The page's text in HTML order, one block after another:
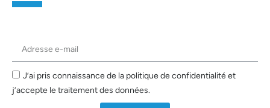
J’ai pris connaissance de la politique de confidentialité et
j’accepte le traitement des données.